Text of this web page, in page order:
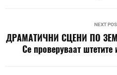
NEXT
ДРАМАТИЧНИ СЦЕНИ ПО
Се проверуваат